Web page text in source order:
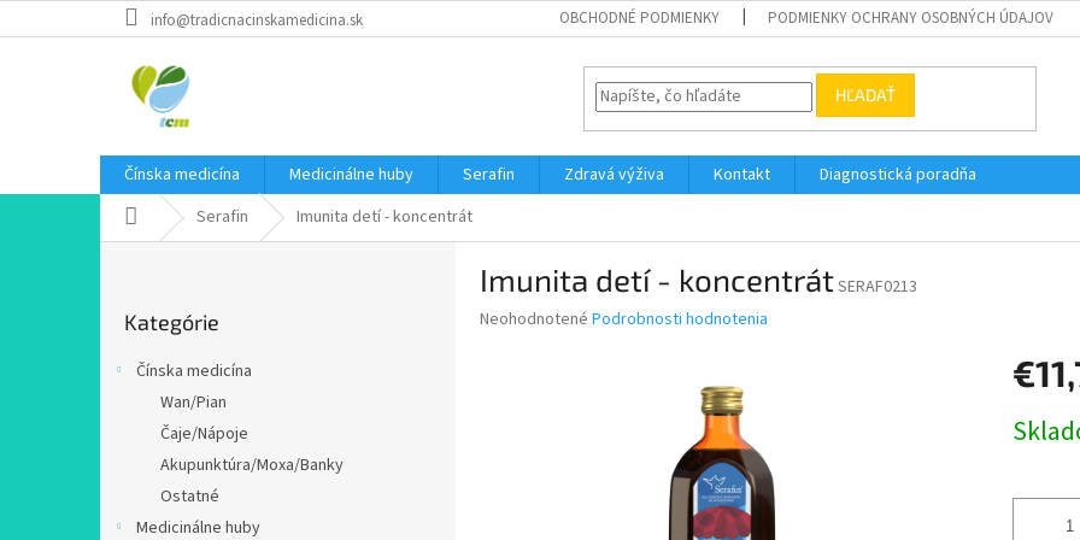
na
info@tradicnacinskamedicina.sk OBCHODNÉ PODMIENKY PODMIENKY OCHRANY OSOBNÝCH ÚDAJOV
HĽADAŤ
Čínska medicína Medicinálne huby Serafin Zdravá výživa Kontakt
Diagnostická poradňa
DomovSerafin Imunita detí - koncentrát
kategórie
Kategórie
Čínska medicína
Wan/Pian
Čaje/Nápoje
Akupunktúra/Moxa/Banky
Ostatné
Medicinálne huby
Imunita detí - koncentrátSERAF0213
Priemerné
Neohodnotené Podrobnosti hodnotenia
cena: